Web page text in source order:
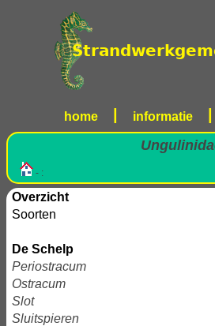
home informatie
- :
Overzicht
Soorten
De Schelp
Periostracum
Ostracum
Slot
Sluitspieren